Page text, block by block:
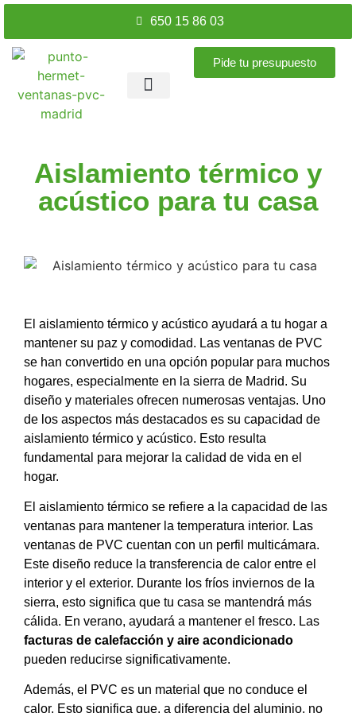
650 15 86 03
Pide tu presupuesto
Aislamiento térmico y
acústico para tu casa
El aislamiento térmico y acústico ayudará a tu hogar a
mantener su paz y comodidad. Las ventanas de PVC
se han convertido en una opción popular para muchos
hogares, especialmente en la sierra de Madrid. Su
diseño y materiales ofrecen numerosas ventajas. Uno
de los aspectos más destacados es su capacidad de
aislamiento térmico y acústico. Esto resulta
fundamental para mejorar la calidad de vida en el
hogar.
El aislamiento térmico se refiere a la capacidad de las
ventanas para mantener la temperatura interior. Las
ventanas de PVC cuentan con un perfil multicámara.
Este diseño reduce la transferencia de calor entre el
interior y el exterior. Durante los fríos inviernos de la
sierra, esto significa que tu casa se mantendrá más
cálida. En verano, ayudará a mantener el fresco. Las
facturas de calefacción y aire acondicionado
pueden reducirse significativamente.
Además, el PVC es un material que no conduce el
calor. Esto significa que, a diferencia del aluminio, no